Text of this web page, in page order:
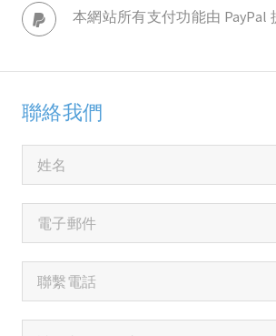
本網站所有支付功能由 PayPal
聯絡我們